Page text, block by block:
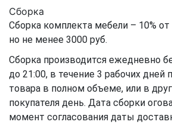
Сборка
Сборка комплекта мебели – 10% от
но не менее 3000 руб.
Сборка производится ежедневно
до 21:00, в течение 3 рабочих дней
товара в полном объеме, или в
покупателя день. Дата сборки
момент согласования даты